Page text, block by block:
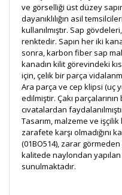
ve görselliği üst düzey
dayanıklılığın asil
kullanılmıştır. Sap
renktedir. Sapın her iki
sonra, karbon fiber sap
kanadın kilit görevindeki
için, çelik bir parça
Ara parça ve cep klipsi (uç
edilmiştir. Çakı
cıvatalardan
Tasarım, malzeme ve
zarafete karşı olmadığını
(01BO514), zarar
kalitede naylondan
sunulmaktadır.